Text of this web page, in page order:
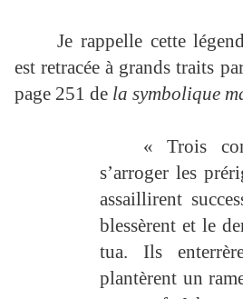
Je rappelle cette
est retracée à grands traits
page 251 de la symbolique
« Trois
s’arroger les
assaillirent
blessèrent et le
tua. Ils
plantèrent un